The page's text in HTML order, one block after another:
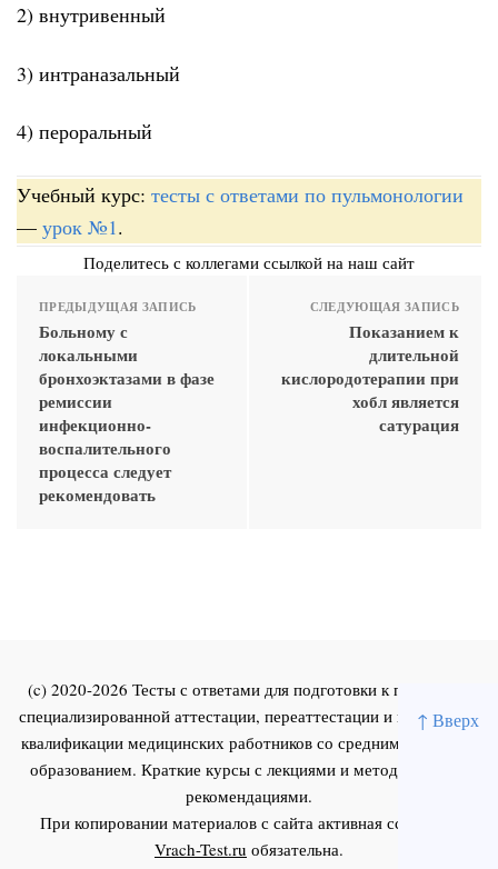
↑ Вверх
2) внутривенный
3) интраназальный
4) пероральный
Учебный курс: тесты с ответами по пульмонологии
— урок №1.
Поделитесь с коллегами ссылкой на наш сайт
ПРЕДЫДУЩАЯ ЗАПИСЬ
Больному с
локальными
бронхоэктазами в фазе
ремиссии
инфекционно-
воспалительного
процесса следует
рекомендовать
СЛЕДУЮЩАЯ ЗАПИСЬ
Показанием к
длительной
кислородотерапии при
хобл является
сатурация
(c) 2020-2026 Тесты с ответами для подготовки к первичной
специализированной аттестации, переаттестации и повышения
квалификации медицинских работников со средним и высшим
образованием. Краткие курсы с лекциями и методическими
рекомендациями.
При копировании материалов с сайта активная ссылка на
Vrach-Test.ru обязательна.